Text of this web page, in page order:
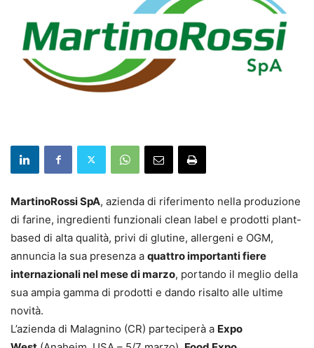
MartinoRossi SpA, azienda di riferimento nella produzione
di farine, ingredienti funzionali clean label e prodotti plant-
based di alta qualità, privi di glutine, allergeni e OGM,
annuncia la sua presenza a quattro importanti fiere
internazionali nel mese di marzo, portando il meglio della
sua ampia gamma di prodotti e dando risalto alle ultime
novità.
L’azienda di Malagnino (CR) parteciperà a Expo